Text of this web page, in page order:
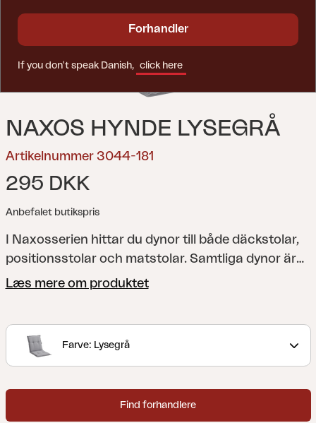
NAXOS HYNDE LYSEGRÅ
Artikelnummer 3044-181
295 DKK
Anbefalet butikspris
I Naxosserien hittar du dynor till både däckstolar,
positionsstolar och matstolar. Samtliga dynor är
bekvämt stoppade med skum och fiber, och
eller av 100% polyester.
Læs mere om produktet
Farve: Lysegrå
Find forhandlere
Forhandler
If you don't speak Danish, click here